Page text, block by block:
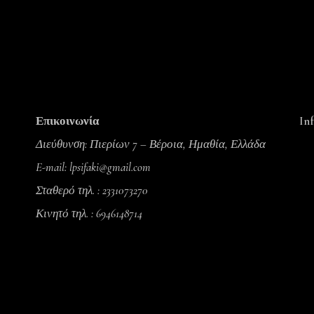
Επικοινωνία
Διεύθυνση: Πιερίων 7 – Βέροια, Ημαθία, Ελλάδα
E-mail: lpsifaki@gmail.com
Σταθερό τηλ. : 2331073270
Κινητό τηλ. : 6946148714